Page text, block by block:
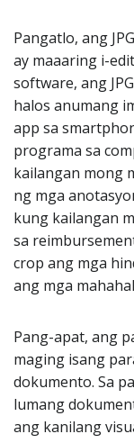
Pangatlo, ang
ay maaaring i-
software, ang
halos anumang
app sa
programa sa
kailangan mong
ng mga
kung kailangan
sa
crop ang mga
ang mga
Pang-apat, ang
maging isang
dokumento. Sa
lumang
ang kanilang